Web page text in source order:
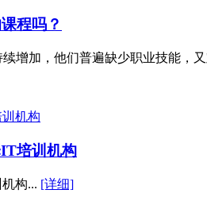
程吗？
增加，他们普遍缺少职业技能，
培训机构
构... [详细]